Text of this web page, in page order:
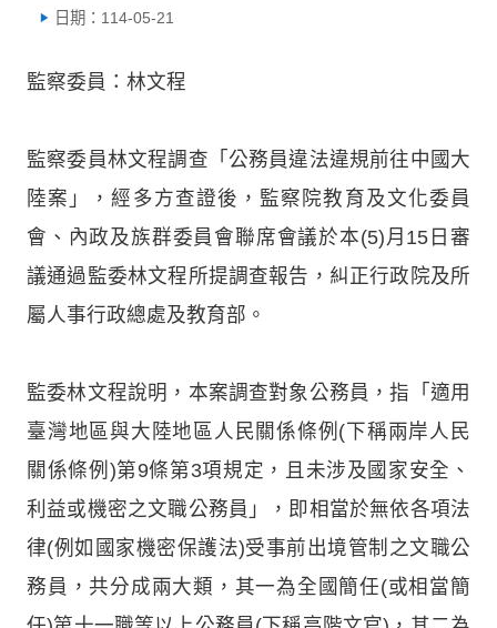
日期：114-05-21
監察委員：林文程
監察委員林文程調查「公務員違法違規前往中國大
陸案」，經多方查證後，監察院教育及文化委員
會、內政及族群委員會聯席會議於本(5)月15日審
議通過監委林文程所提調查報告，糾正行政院及所
屬人事行政總處及教育部。
監委林文程說明，本案調查對象公務員，指「適用
臺灣地區與大陸地區人民關係條例(下稱兩岸人民
關係條例)第9條第3項規定，且未涉及國家安全、
利益或機密之文職公務員」，即相當於無依各項法
律(例如國家機密保護法)受事前出境管制之文職公
務員，共分成兩大類，其一為全國簡任(或相當簡